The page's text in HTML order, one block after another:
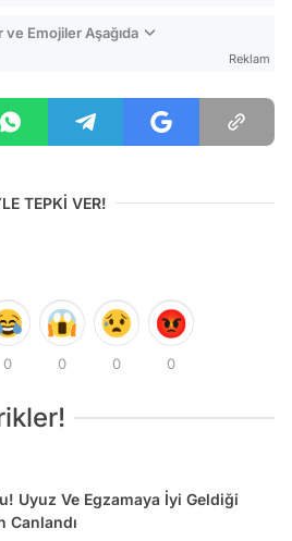
ve Emojiler Aşağıda
Reklam
TEPKİ VER!
0 0 0 0
Uyuz Ve Egzamaya İyi Geldiği
Canlandı